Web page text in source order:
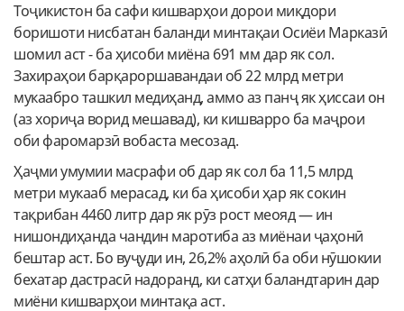
Тоҷикистон ба сафи кишварҳои дорои миқдори
боришоти нисбатан баланди минтақаи Осиёи Марказӣ
шомил аст - ба ҳисоби миёна 691 мм дар як сол.
Захираҳои барқароршавандаи об 22 млрд метри
мукаабро ташкил медиҳанд, аммо аз панҷ як ҳиссаи он
(аз хориҷа ворид мешавад), ки кишварро ба маҷрои
оби фаромарзӣ вобаста месозад.
Ҳаҷми умумии масрафи об дар як сол ба 11,5 млрд
метри мукааб мерасад, ки ба ҳисоби ҳар як сокин
тақрибан 4460 литр дар як рӯз рост меояд — ин
нишондиҳанда чандин маротиба аз миёнаи ҷаҳонӣ
бештар аст. Бо вуҷуди ин, 26,2% аҳолӣ ба оби нӯшокии
бехатар дастрасӣ надоранд, ки сатҳи баландтарин дар
миёни кишварҳои минтақа аст.